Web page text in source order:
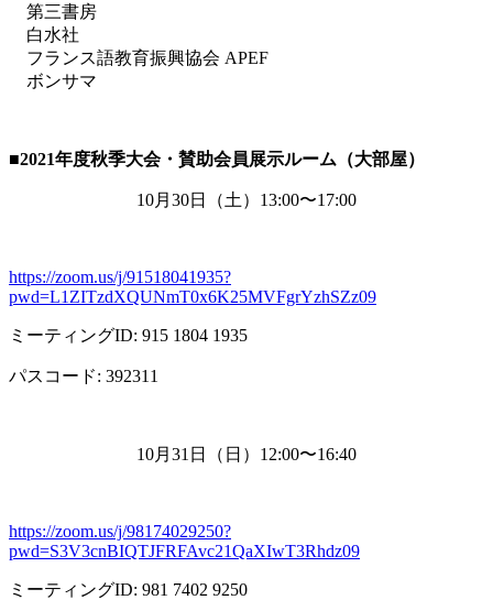
第三書房
白水社
フランス語教育振興協会 APEF
ボンサマ
■2021年度秋季大会・賛助会員展示ルーム（大部屋）
10月 30日（土） 13:00〜17:00
https://zoom.us/j/91518041935?
pwd=L1ZITzdXQUNmT0x6K25MVFgrYzhSZz09
ミーティングID: 915 1804 1935
パスコード: 392311
10月 31 日（日） 12:00〜16:40
https://zoom.us/j/98174029250?
pwd=S3V3cnBIQTJFRFAvc21QaXIwT3Rhdz09
ミーティングID: 981 7402 9250